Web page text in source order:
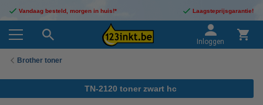
Vandaag besteld, morgen in huis!* Laagsteprijsgarantie!
Inloggen
Brother toner
TN-2120 toner zwart hc